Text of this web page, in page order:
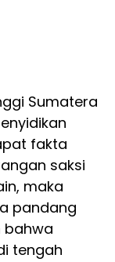
Sumatera
fakta
saksi
maka
pandang
bahwa
tengah